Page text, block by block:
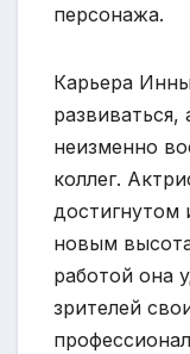
персонажа.
Карьера
развиваться,
неизменно
коллег.
достигнутом
новым
работой она
зрителей